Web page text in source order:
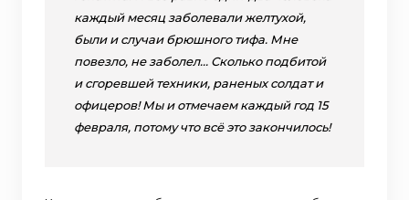
каждый месяц заболевали желтухой,
были и случаи брюшного тифа. Мне
повезло, не заболел… Сколько подбитой
и сгоревшей техники, раненых солдат и
офицеров! Мы и отмечаем каждый год 15
февраля, потому что всё это закончилось!